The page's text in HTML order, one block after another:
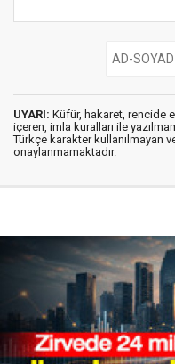
UYARI: Küfür, hakaret, rencide
içeren, imla kuralları ile
Türkçe karakter kullanılmayan
onaylanmamaktadır.